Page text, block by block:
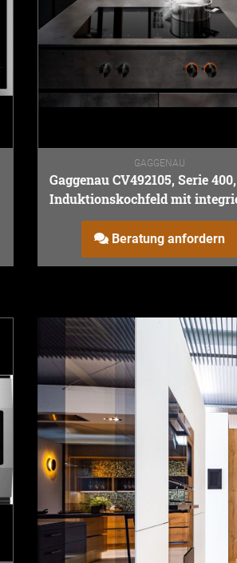
GAGGENAU
Gaggenau CV492105, Serie
Induktionskochfeld mit
Lüftungssystem, 90 cm
Beratung anfordern